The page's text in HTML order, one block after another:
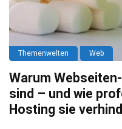
Themenwelten Web
Warum
sind – und wie
Hosting sie